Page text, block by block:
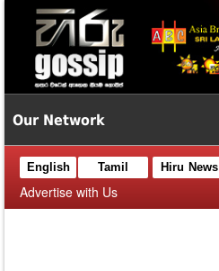
Our Network
English Tamil Hiru News
Advertise with Us